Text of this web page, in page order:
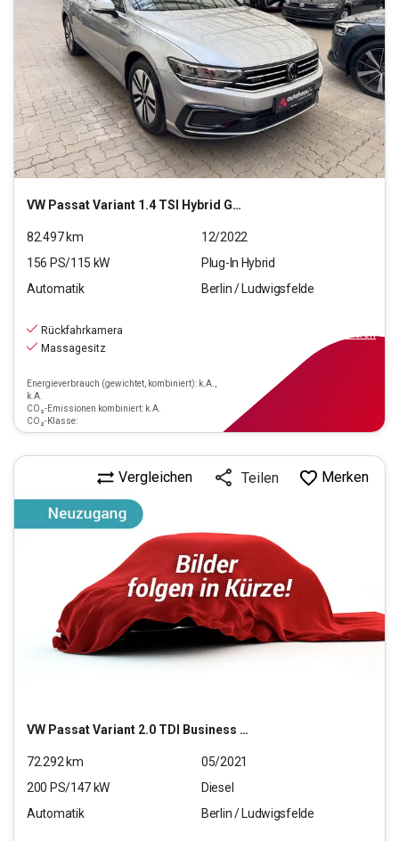
VW Passat Variant 1.4 TSI Hybrid GTE (EURO 6d)
82.497km
12/2022
156 PS/115 kW
Plug-In Hybrid
Automatik
Berlin / Ludwigsfelde
Rückfahrkamera
Massagesitz
Energieverbrauch (gewichtet, kombiniert): k.A.,
k.A.
CO₂-Emissionen kombiniert: k.A.
CO₂-Klasse:
finanzieren
VW Passat Variant 2.0 TDI Business (EURO 6d)
Vergleichen Teilen Merken
72.292 km
05/2021
200 PS/147 kW
Diesel
Automatik
Berlin / Ludwigsfelde